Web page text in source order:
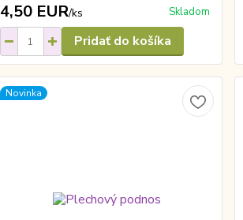
4,50 EUR/ks Skladom
Pridať do košíka
Novinka